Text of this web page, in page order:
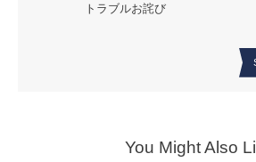
トラブルお詫び
You Might Also